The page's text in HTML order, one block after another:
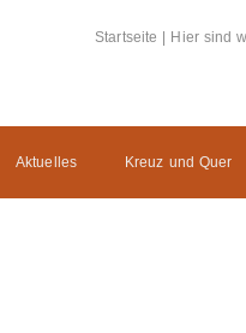
Startseite Hier sind
Aktuelles Kreuz und Quer